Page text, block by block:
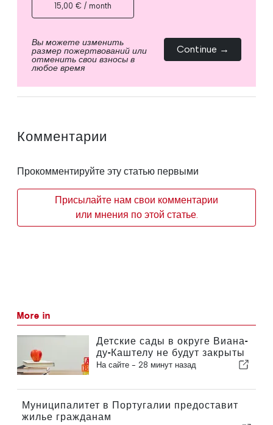
15,00 € / month
Вы можете изменить
размер пожертвований или
отменить свои взносы в
любое время
Continue →
Комментарии
Прокомментируйте эту статью первыми
Присылайте нам свои комментарии
или мнения по этой статье.
More in
Детские сады в округе Виана-
ду-Каштелу не будут закрыты
На сайте - 28 минут назад
Муниципалитет в Португалии предоставит
жилье гражданам